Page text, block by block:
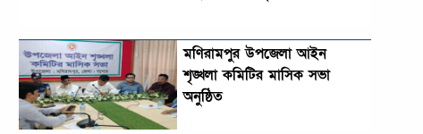
মণিরামপুর উপজেলা আইন
শৃঙ্খলা কমিটির মাসিক সভা
অনুষ্ঠিত‎‎